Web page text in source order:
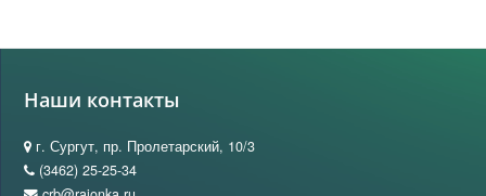
Наши контакты
г. Сургут, пр. Пролетарский, 10/3
(3462) 25-25-34